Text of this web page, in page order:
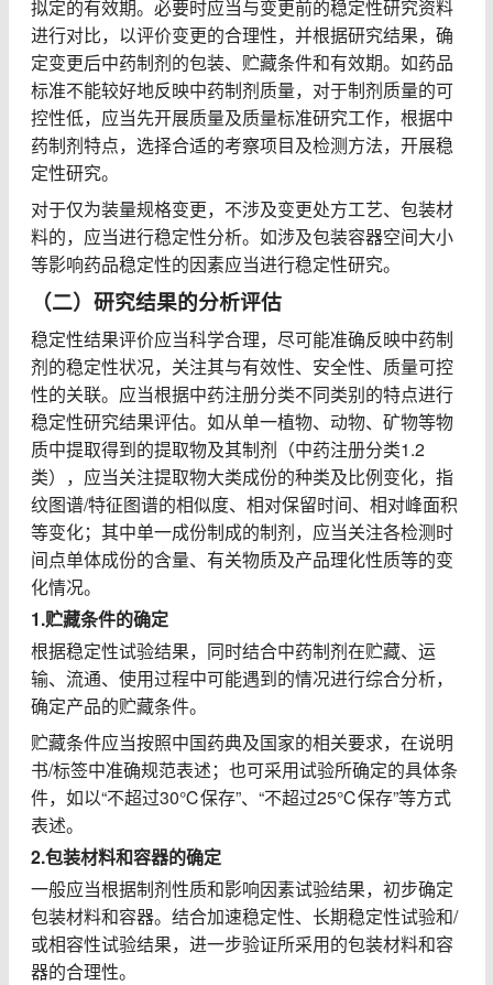
拟定的有效期。必要时应当与变更前的稳定性研究资料
进行对比，以评价变更的合理性，并根据研究结果，确
定变更后中药制剂的包装、贮藏条件和有效期。如药品
标准不能较好地反映中药制剂质量，对于制剂质量的可
控性低，应当先开展质量及质量标准研究工作，根据中
药制剂特点，选择合适的考察项目及检测方法，开展稳
定性研究。
对于仅为装量规格变更，不涉及变更处方工艺、包装材
料的，应当进行稳定性分析。如涉及包装容器空间大小
等影响药品稳定性的因素应当进行稳定性研究。
（二）研究结果的分析评估
稳定性结果评价应当科学合理，尽可能准确反映中药制
剂的稳定性状况，关注其与有效性、安全性、质量可控
性的关联。应当根据中药注册分类不同类别的特点进行
稳定性研究结果评估。如从单一植物、动物、矿物等物
质中提取得到的提取物及其制剂（中药注册分类1.2
类），应当关注提取物大类成份的种类及比例变化，指
纹图谱/特征图谱的相似度、相对保留时间、相对峰面积
等变化；其中单一成份制成的制剂，应当关注各检测时
间点单体成份的含量、有关物质及产品理化性质等的变
化情况。
1.贮藏条件的确定
根据稳定性试验结果，同时结合中药制剂在贮藏、运
输、流通、使用过程中可能遇到的情况进行综合分析，
确定产品的贮藏条件。
贮藏条件应当按照中国药典及国家的相关要求，在说明
书/标签中准确规范表述；也可采用试验所确定的具体条
件，如以“不超过30℃保存”、 “不超过25℃保存”等方式
表述。
2.包装材料和容器的确定
一般应当根据制剂性质和影响因素试验结果，初步确定
包装材料和容器。结合加速稳定性、长期稳定性试验和/
或相容性试验结果，进一步验证所采用的包装材料和容
器的合理性。